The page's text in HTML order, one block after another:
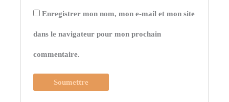
Enregistrer mon nom, mon e-mail et mon site
dans le navigateur pour mon prochain
commentaire.